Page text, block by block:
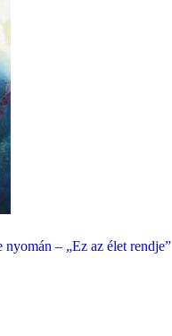
– „Ez az élet rendje”